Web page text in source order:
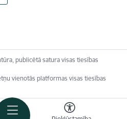
publicētā satura visas tiesības
vienotās platformas visas tiesības